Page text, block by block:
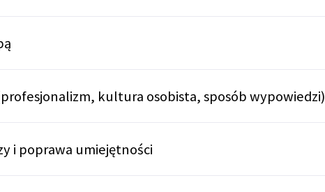
kultura osobista, sposób wypowiedzi)
i poprawa umiejętności